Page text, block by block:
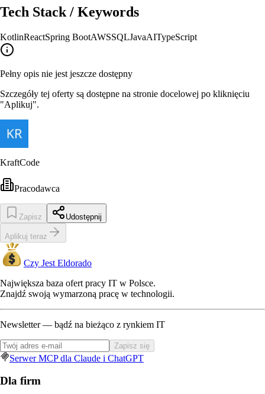
Tech Stack / Keywords
KotlinReactSpring BootAWSSQLJavaAITypeScript
Pełny opis nie jest jeszcze dostępny
Szczegóły tej oferty są dostępne na stronie docelowej po kliknięciu
"Aplikuj".
KraftCode
Pracodawca
Zapisz Udostępnij
Aplikuj teraz
Czy Jest Eldorado
Największa baza ofert pracy IT w Polsce.
Znajdź swoją wymarzoną pracę w technologii.
Newsletter — bądź na bieżąco z rynkiem IT
Zapisz się
Serwer MCP dla Claude i ChatGPT
Dla firm